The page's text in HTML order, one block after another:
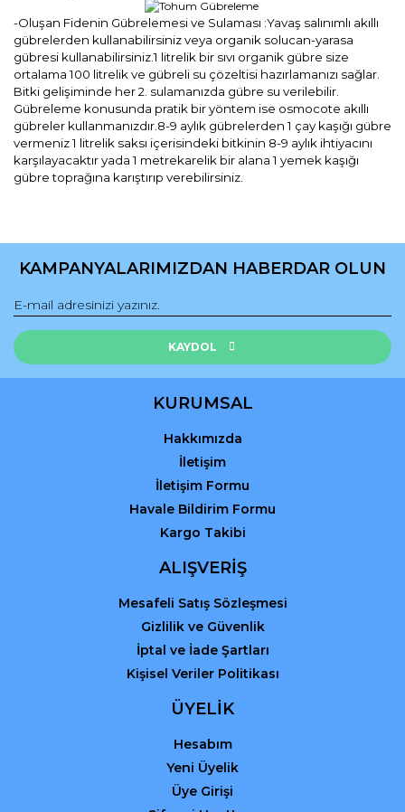
-Oluşan Fidenin Gübrelemesi ve Sulaması :Yavaş salınımlı akıllı
gübrelerden kullanabilirsiniz veya organik solucan-yarasa
gübresi kullanabilirsiniz.1 litrelik bir sıvı organik gübre size
ortalama 100 litrelik ve gübreli su çözeltisi hazırlamanızı sağlar.
Bitki gelişiminde her 2. sulamanızda gübre su verilebilir.
Gübreleme konusunda pratik bir yöntem ise osmocote akıllı
gübreler kullanmanızdır.8-9 aylık gübrelerden 1 çay kaşığı gübre
vermeniz 1 litrelik saksı içerisindeki bitkinin 8-9 aylık ihtiyacını
karşılayacaktır yada 1 metrekarelik bir alana 1 yemek kaşığı
gübre toprağına karıştırıp verebilirsiniz.
konularda yetersiz gördüğünüz noktaları öneri formunu
Görüş ve önerileriniz için teşekkür ederiz.
Ürün resmi kalitesiz, bozuk veya görüntülenemiyor.
Ürün açıklamasında eksik bilgiler bulunuyor.
Ürün fiyatı diğer sitelerden daha pahalı.
Gönder
KAMPANYALARIMIZDAN HABERDAR OLUN
KAYDOL
KURUMSAL
Hakkımızda
İletişim
İletişim Formu
Havale Bildirim Formu
Kargo Takibi
ALIŞVERİŞ
Mesafeli Satış Sözleşmesi
Gizlilik ve Güvenlik
İptal ve İade Şartları
Kişisel Veriler Politikası
ÜYELİK
Hesabım
Yeni Üyelik
Üye Girişi